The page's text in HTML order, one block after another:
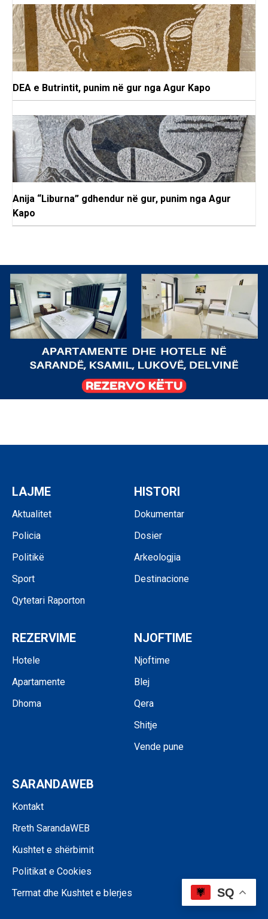
DEA e Butrintit, punim në gur nga Agur Kapo
Anija “Liburna” gdhendur në gur, punim nga Agur
Kapo
LAJME
Aktualitet
Policia
Politikë
Sport
Qytetari Raporton
HISTORI
Dokumentar
Dosier
Arkeologjia
Destinacione
REZERVIME
Hotele
Apartamente
Dhoma
NJOFTIME
Njoftime
Blej
Qera
Shitje
Vende pune
SARANDAWEB
Kontakt
Rreth SarandaWEB
Kushtet e shërbimit
Politikat e Cookies
Termat dhe Kushtet e blerjes
SQ